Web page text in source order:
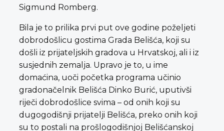
Sigmund Romberg.
Bila je to prilika prvi put ove godine poželjeti
dobrodošlicu gostima Grada Belišća, koji su
došli iz prijateljskih gradova u Hrvatskoj, ali i iz
susjednih zemalja. Upravo je to, u ime
domaćina, uoči početka programa učinio
gradonačelnik Belišća Dinko Burić, uputivši
riječi dobrodošlice svima – od onih koji su
dugogodišnji prijatelji Belišća, preko onih koji
su to postali na prošlogodišnjoj Belišćanskoj